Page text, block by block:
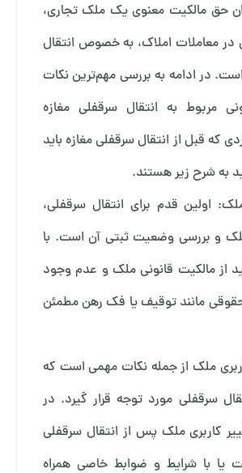
حق مالکیت معنوی یک ملک تجاری،
در معاملات املاک، به خصوص انتقال
است. در ادامه به بررسی مهم‌ترین نکات
مربوط به انتقال سرقفلی مغازه
که قبل از انتقال سرقفلی مغازه باید
به شرح زیر هستند.
اولین قدم برای انتقال سرقفلی،
و بررسی وضعیت ثبتی آن است. با
از مالکیت قانونی ملک و عدم وجود
مانند توقیف یا فک رهن مطمئن
ملک از جمله نکات مهمی است که
سرقفلی مورد توجه قرار گیرد. در
کاربری ملک پس از انتقال سرقفلی
یا با شرایط و ضوابط خاصی همراه